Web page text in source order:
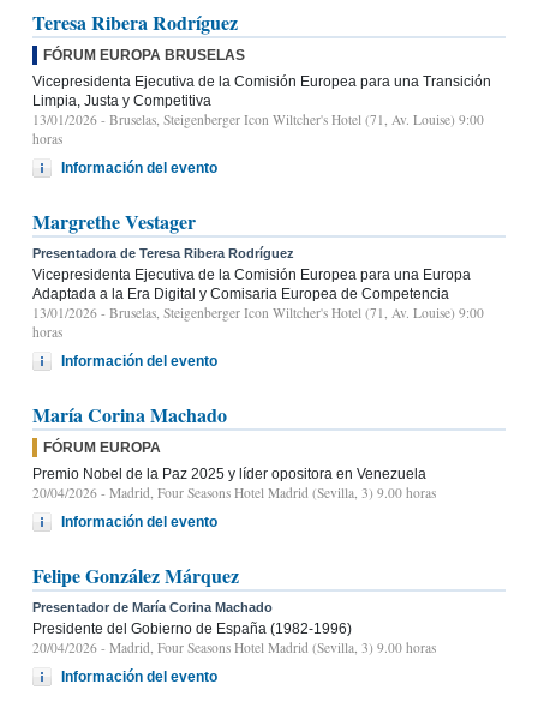
Teresa Ribera Rodríguez
FÓRUM EUROPA BRUSELAS
Vicepresidenta Ejecutiva de la Comisión Europea para una Transición
Limpia, Justa y Competitiva
13/01/2026 - Bruselas, Steigenberger Icon Wiltcher's Hotel (71, Av. Louise) 9:00
horas
Información del evento
Margrethe Vestager
Presentadora de Teresa Ribera Rodríguez
Vicepresidenta Ejecutiva de la Comisión Europea para una Europa
Adaptada a la Era Digital y Comisaria Europea de Competencia
13/01/2026 - Bruselas, Steigenberger Icon Wiltcher's Hotel (71, Av. Louise) 9:00
horas
Información del evento
María Corina Machado
FÓRUM EUROPA
Premio Nobel de la Paz 2025 y líder opositora en Venezuela
20/04/2026 - Madrid, Four Seasons Hotel Madrid (Sevilla, 3) 9.00 horas
Información del evento
Felipe González Márquez
Presentador de María Corina Machado
Presidente del Gobierno de España (1982-1996)
20/04/2026 - Madrid, Four Seasons Hotel Madrid (Sevilla, 3) 9.00 horas
Información del evento